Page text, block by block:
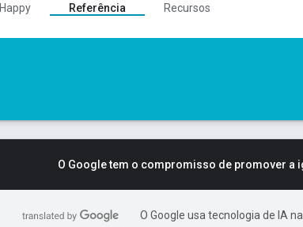
Happy Referência
Recursos
O Google tem o compromisso de promover
O Google usa tecnologia de IA